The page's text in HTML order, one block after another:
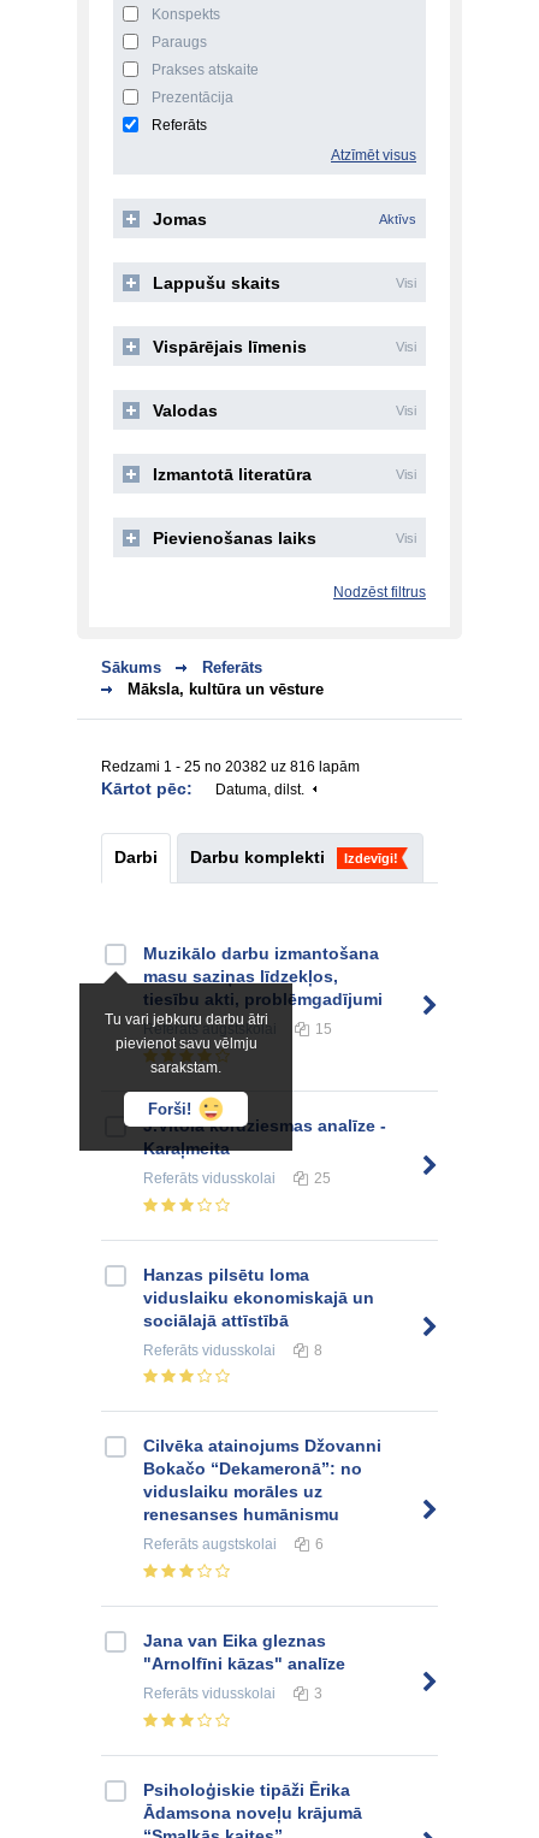
Sākums
Referāts
Māksla, kultūra un vēsture
Redzami 1 - 25 no 20382 uz 816 lapām
Kārtot pēc: Datuma, dilst.
Darbi Darbu komplekti Izdevīgi!
Tu vari jebkuru darbu ātri
pievienot savu vēlmju
sarakstam.
Forši!
Muzikālo darbu izmantošana
masu saziņas līdzekļos,
tiesību akti, problēmgadījumi
Referātsaugstskolai 15
J.Vītola kordziesmas analīze -
Karaļmeita
Referāts vidusskolai 25
Hanzas pilsētu loma
viduslaiku ekonomiskajā un
sociālajā attīstībā
Referāts vidusskolai 8
Cilvēka atainojums Džovanni
Bokačo “Dekameronā”: no
viduslaiku morāles uz
renesanses humānismu
Referāts augstskolai 6
Jana van Eika gleznas
"Arnolfīni kāzas" analīze
Referāts vidusskolai 3
Psiholoģiskie tipāži Ērika
Ādamsona noveļu krājumā
Konspekts
Paraugs
Prakses atskaite
Prezentācija
Referāts
Atzīmēt visus
Jomas Aktīvs
Lappušu skaits Visi
Vispārējais līmenis Visi
Valodas Visi
Izmantotā literatūra Visi
Pievienošanas laiks Visi
Nodzēst filtrus